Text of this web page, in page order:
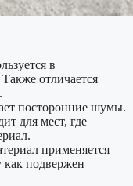
в
отличается
посторонние шумы.
для мест, где
применяется
подвержен